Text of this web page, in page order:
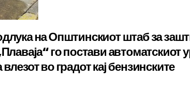
на Општинскиот штаб за
го постави автоматскиот
во градот кај бензинските